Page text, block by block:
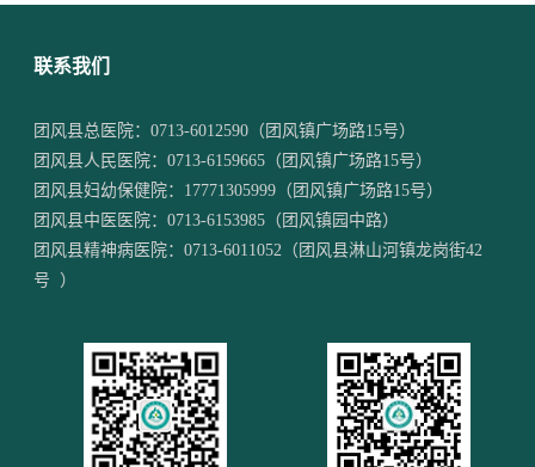
联系我们
团风县总医院：0713-6012590 （团风镇广场路15号）
团风县人民医院：0713-6159665 （团风镇广场路15号）
团风县妇幼保健院： 17771305999 （团风镇广场路15号）
团风县中医医院：0713-6153985 （团风镇园中路）
团风县精神病医院：0713-6011052 （团风县淋山河镇龙岗街42
号 ）